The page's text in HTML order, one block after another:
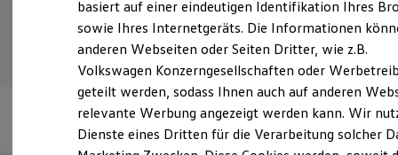
Technologie
Kosten und Kauf
Verbrauchskosten
Kaufoptionen
E-Auto-Förderung
Software und Konnektivität
Die ID. Software 6
ID. Software Versionen und Updates
Digitale Extras
Schnittstellen zu Ihrem ID.
Serviceanfrage stellen
basiert auf einer eindeutigen Identifikation Ihres
sowie Ihres Internetgeräts. Die Informationen
anderen Webseiten oder Seiten Dritter, wie z.B.
Volkswagen Konzerngesellschaften oder
geteilt werden, sodass Ihnen auch auf anderen
relevante Werbung angezeigt werden kann. Wir
Dienste eines Dritten für die Verarbeitung solcher